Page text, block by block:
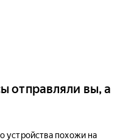
отправляли вы, а
устройства похожи на